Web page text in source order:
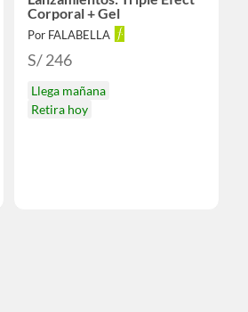
Corporal + Gel
Por FALABELLA
S/ 246
Llega mañana
Retira hoy